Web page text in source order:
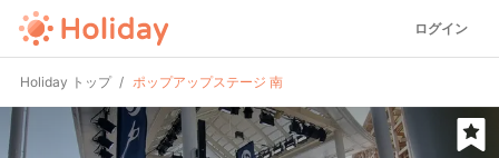
ログイン
Holiday トップ ポップアップステージ 南